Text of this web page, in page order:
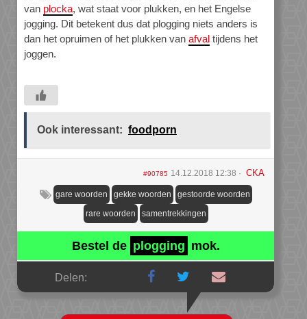
van plocka, wat staat voor plukken, en het Engelse
jogging. Dit betekent dus dat plogging niets anders is
dan het opruimen of het plukken van afval tijdens het
joggen.
Ook interessant: foodporn
#90785 14.12.2018 12:38 CKA
gare woorden gekke woorden gestoorde woorden
rare woorden samentrekkingen
Bestel de plogging mok.
Delen: